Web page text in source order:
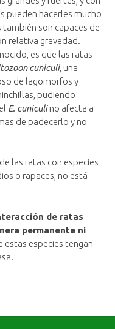
pueden hacerles mucho
son capaces de
relativa gravedad.
es que las ratas
cuniculi, una
de lagomorfos y
pudiendo
E. cuniculino afecta a
de padecerlo y no
las ratas con especies
o rapaces, no está
de ratas
permanente ni
estas especies tengan